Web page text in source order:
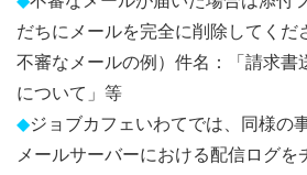
だちにメールを完全に削除してくだ
不審なメールの例）件名：「請求書
について」等
◆ジョブカフェいわてでは、同様の
メールサーバーにおける配信ログを